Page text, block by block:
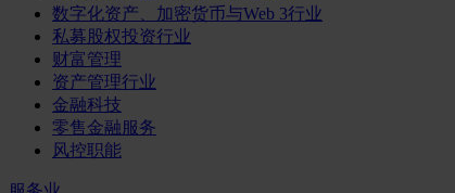
数字化资产、加密货币与Web 3行业
私募股权投资行业
财富管理
资产管理行业
金融科技
零售金融服务
风控职能